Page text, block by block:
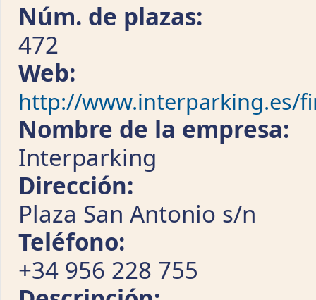
Núm. de plazas:
472
Web:
http://www.interparking.es/
Nombre de la empresa:
Interparking
Dirección:
Plaza San Antonio s/n
Teléfono:
+34 956 228 755